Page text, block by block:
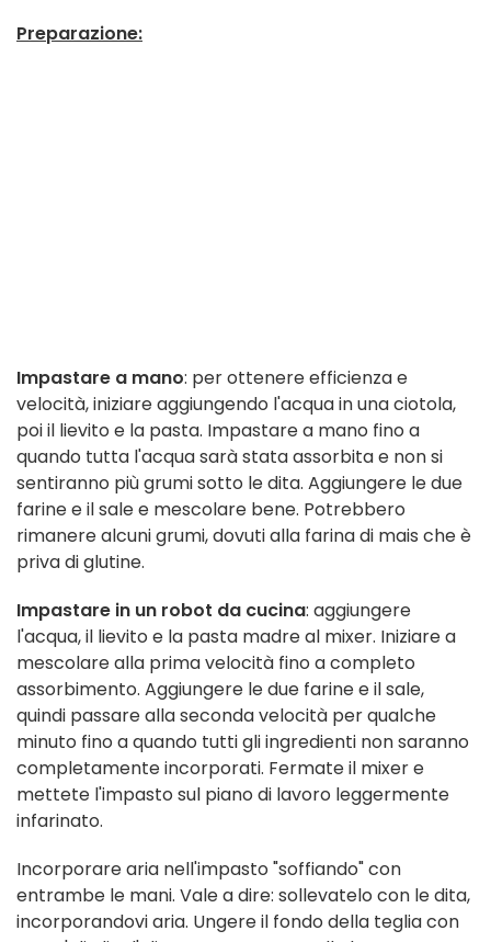
Preparazione:
Impastare a mano: per ottenere efficienza e
velocità, iniziare aggiungendo l'acqua in una ciotola,
poi il lievito e la pasta. Impastare a mano fino a
quando tutta l'acqua sarà stata assorbita e non si
sentiranno più grumi sotto le dita. Aggiungere le due
farine e il sale e mescolare bene. Potrebbero
rimanere alcuni grumi, dovuti alla farina di mais che è
priva di glutine.
Impastare in un robot da cucina: aggiungere
l'acqua, il lievito e la pasta madre al mixer. Iniziare a
mescolare alla prima velocità fino a completo
assorbimento. Aggiungere le due farine e il sale,
quindi passare alla seconda velocità per qualche
minuto fino a quando tutti gli ingredienti non saranno
completamente incorporati. Fermate il mixer e
mettete l'impasto sul piano di lavoro leggermente
infarinato.
Incorporare aria nell'impasto "soffiando" con
entrambe le mani. Vale a dire: sollevatelo con le dita,
incorporandovi aria. Ungere il fondo della teglia con